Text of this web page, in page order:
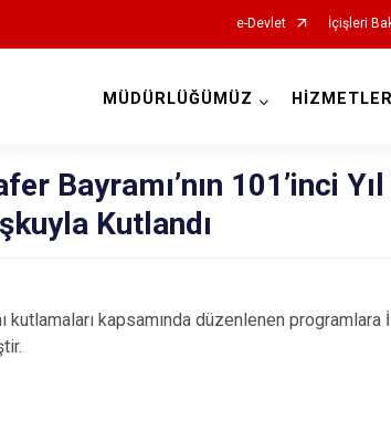
e-Devlet İçişleri
MÜDÜRLÜĞÜMÜZ
Bayramı’nın 101’inci
Kutlandı
kapsamında düzenlenen programlara